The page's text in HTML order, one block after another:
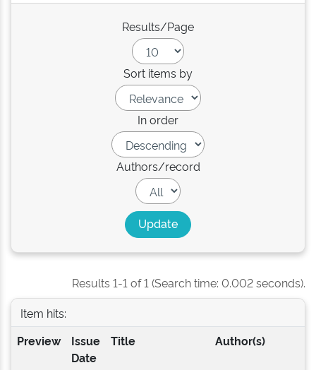
Results/Page
Sort items by
In order
Authors/record
Results 1-1 of 1 (Search time: 0.002 seconds).
Item hits:
Preview
Issue
Date
Title Author(s)